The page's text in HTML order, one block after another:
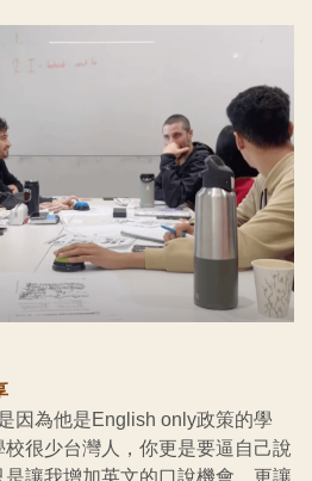
因為他是English only政策的學
很少台灣人，你更是要逼自己說
讓我增加英文的口說機會，更讓